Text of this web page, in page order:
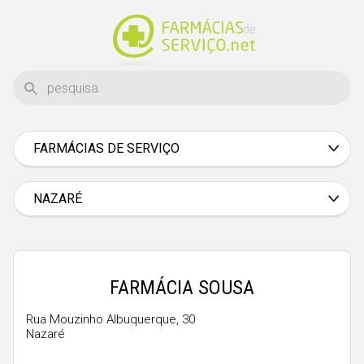
FARMÁCIAS DE SERVIÇO
Braga
Bragança
Castelo Branco
Évora
NAZARÉ
FARMÁCIA SOUSA
Rua Mouzinho Albuquerque, 30
Nazaré